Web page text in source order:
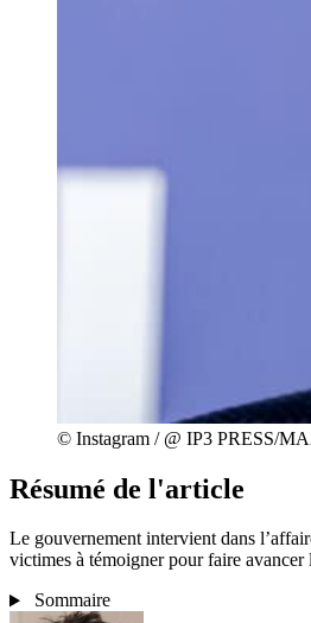
© Instagram / @ IP3 PRESS/
Résumé de l'article
Le gouvernement intervient dans
victimes à témoigner pour faire avancer
Sommaire